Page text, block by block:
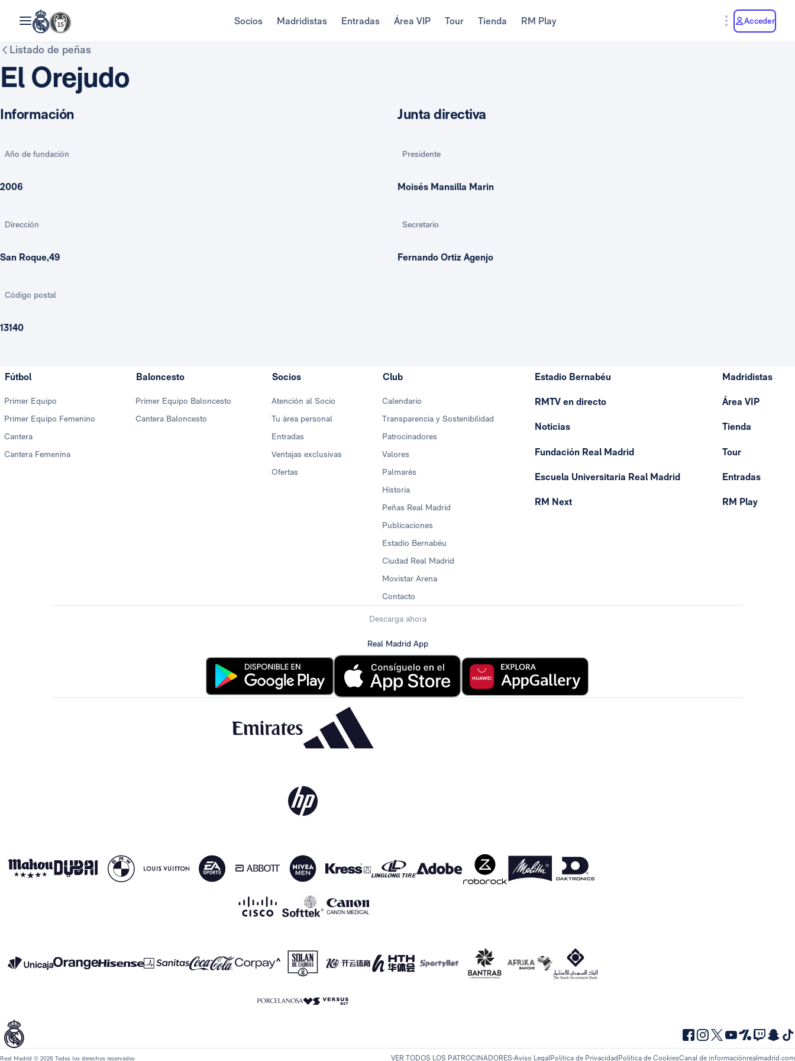
Socios Madridistas Entradas Área VIP Tour Tienda RM Play Acceder
Listado de peñas
El Orejudo
Información
Año de fundación
2006
Dirección
San Roque,49
Código postal
13140
Junta directiva
Presidente
Moisés Mansilla Marin
Secretario
Fernando Ortiz Agenjo
Fútbol
Primer Equipo
Primer Equipo Femenino
Cantera
Cantera Femenina
Baloncesto
Primer Equipo Baloncesto
Cantera Baloncesto
Socios
Atención al Socio
Tu área personal
Entradas
Ventajas exclusivas
Ofertas
Club
Calendario
Transparencia y Sostenibilidad
Patrocinadores
Valores
Palmarés
Historia
Peñas Real Madrid
Publicaciones
Estadio Bernabéu
Ciudad Real Madrid
Movistar Arena
Contacto
Estadio Bernabéu
RMTV en directo
Noticias
Fundación Real Madrid
Escuela Universitaria Real Madrid
RM Next
Madridistas
Área VIP
Tienda
Tour
Entradas
RM Play
Descarga ahora
Real Madrid App
Real Madrid © 2026 Todos los derechos reservados VER TODOS LOS PATROCINADORES Aviso LegalPolítica de Privacidad Política de CookiesCanal de informaciónrealmadrid.com